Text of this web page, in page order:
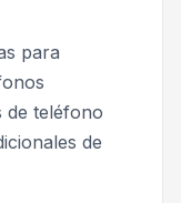
para
de teléfono
de